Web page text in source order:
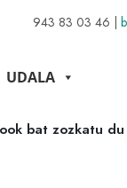
943 83 03 46 |
UDALA
bat zozkatu